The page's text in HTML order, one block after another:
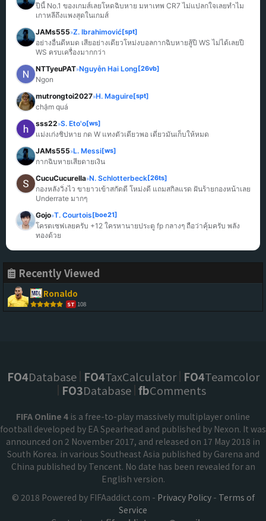
ปีนี้ No.1 ของเกมส์เลยโหดฉิบหาย มหาเทพ CR7 ไม่แปลกใจเลยทำไม
เกาหลีถึงแพงสุดในเกมส์
JAMs555»Z. Ibrahimović[spt]
อย่างอื่นดีหมด เสียอย่างเดียวโหม่งบอลกากฉิบหายสู้ปี WS ไม่ได้เลยปี
WS ครบเครื่องมากกว่า
NTTyeuPAT»Nguyễn Hai Long [26vb]
Ngon
mutrongtoi2027»H. Maguire[spt]
chậm quá
sss22»S. Eto'o[ws]
แม่งเก่งชิปหาย กด W แทงตัวเดียวพอ เดี๋ยวมันเก็บให้หมด
JAMs555»L. Messi[ws]
กากฉิบหายเสียดายเงิน
CucuCucurella»N. Schlotterbeck[26ts]
กองหลังวิ่งไว ขายาวเข้าสกัดดี โหม่งดี แถมสกิลแรด ฝันร้ายกองหน้าเลย
Underrate มากๆ
Gojo»T. Courtois[boe21]
โครตเซฟเลยครับ +12 ใครหานายประตู fp กลางๆ ถือว่าคุ้มครับ พลัง
ทองด้วย
Recently Viewed
Ronaldo
ST 108
FO4Database FO4TaxCalculator FO4Teamcolor
FO3Database fbComments
FIFA Online 4 is a free-to-play massively multiplayer online
football developed by EA Spearhead and published by Nexon. It was
announced on 2 November 2017, and released on 17 May 2018 in
South Korea. in various Southeast Asia published by Garena and
China published by Tencent. No date has been revealed for an
English version.
© 2018 Powered by FIFAaddict.com - Privacy Policy- Terms of
Service